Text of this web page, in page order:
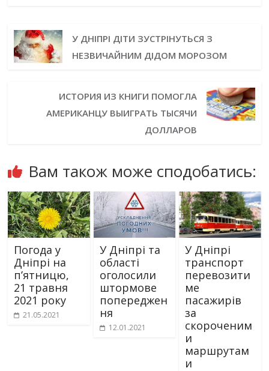
У ДНІПРІ ДІТИ ЗУСТРІНУТЬСЯ З
НЕЗВИЧАЙНИМ ДІДОМ МОРОЗОМ
ИСТОРИЯ ИЗ КНИГИ ПОМОГЛА
АМЕРИКАНЦУ ВЫИГРАТЬ ТЫСЯЧИ
ДОЛЛАРОВ
Вам також може сподобатись:
Погода у
Дніпрі на
п’ятницю,
21 травня
2021 року
21.05.2021
У Дніпрі та
області
оголосили
штормове
попереджен
ня
12.01.2021
У Дніпрі
транспорт
перевозити
ме
пасажирів
за
скороченим
и
маршрутам
и